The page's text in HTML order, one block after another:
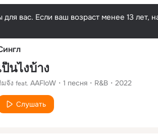
вас. Если ваш возраст менее 13 лет,
ป็นไงบ้าง​
จัง feat. AAFloW​ 1 песня R&B 2022
Слушать